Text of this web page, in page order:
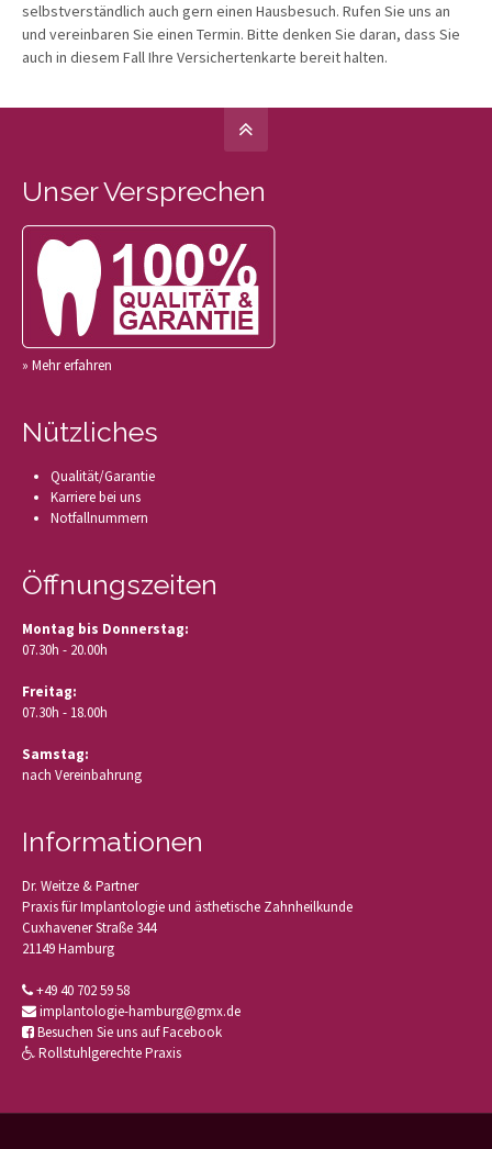
selbstverständlich auch gern einen Hausbesuch. Rufen Sie uns an
und vereinbaren Sie einen Termin. Bitte denken Sie daran, dass Sie
auch in diesem Fall Ihre Versichertenkarte bereit halten.
Unser Versprechen
» Mehr erfahren
Nützliches
Qualität/Garantie
Karriere bei uns
Notfallnummern
Öffnungszeiten
Montag bis Donnerstag:
07.30h - 20.00h
Freitag:
07.30h - 18.00h
Samstag:
nach Vereinbahrung
Informationen
Dr. Weitze & Partner
Praxis für Implantologie und ästhetische Zahnheilkunde
Cuxhavener Straße 344
21149 Hamburg
+49 40 702 59 58
implantologie-hamburg@gmx.de
Besuchen Sie uns auf Facebook
Rollstuhlgerechte Praxis